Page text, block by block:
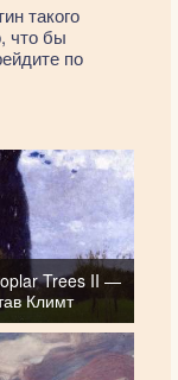
такого
что бы
по
Trees II —
Климт